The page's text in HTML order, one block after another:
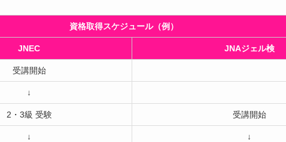
資格取得スケジュール（例）
JNEC JNAジェル検
受講開始
↓
2・3級 受験 受講開始
↓ ↓